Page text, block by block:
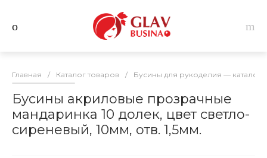
Главная / Каталог товаров / Бусины для рукоделия — каталог
Бусины акриловые прозрачные
мандаринка 10 долек, цвет светло-
сиреневый, 10мм, отв. 1,5мм.